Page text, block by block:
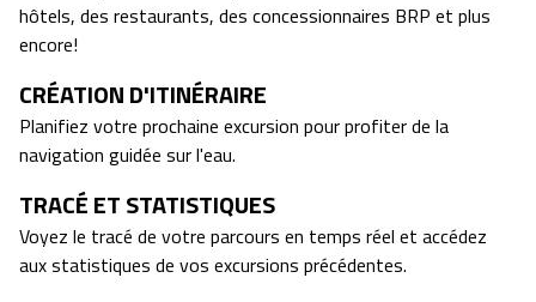
hôtels, des restaurants, des concessionnaires BRP et plus
encore!
CRÉATION D'ITINÉRAIRE
Planifiez votre prochaine excursion pour profiter de la
navigation guidée sur l'eau.
TRACÉ ET STATISTIQUES
Voyez le tracé de votre parcours en temps réel et accédez
aux statistiques de vos excursions précédentes.